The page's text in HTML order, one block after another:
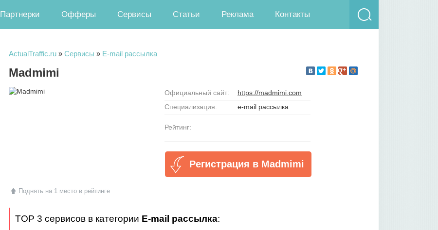
Партнерки Офферы Сервисы Статьи Реклама Контакты
ActualTraffic.ru » Сервисы » E-mail рассылка
Madmimi
Поднять на 1 место в рейтинге
Официальный сайт:
https://madmimi.com
Специализация:
e-mail рассылка
Рейтинг:
Регистрация в Madmimi
TOP 3 сервисов в категории E-mail рассылка: